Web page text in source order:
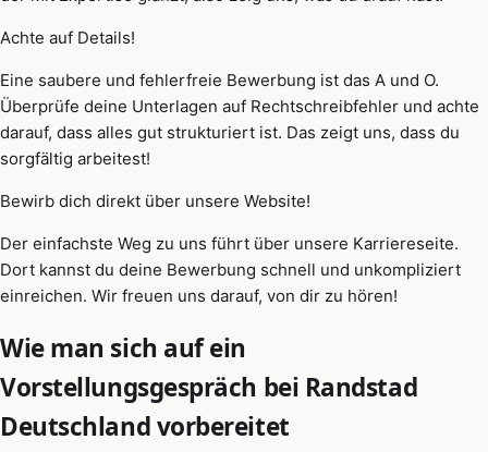
Achte auf Details!
Eine saubere und fehlerfreie Bewerbung ist das A und O.
Überprüfe deine Unterlagen auf Rechtschreibfehler und achte
darauf, dass alles gut strukturiert ist. Das zeigt uns, dass du
sorgfältig arbeitest!
Bewirb dich direkt über unsere Website!
Der einfachste Weg zu uns führt über unsere Karriereseite.
Dort kannst du deine Bewerbung schnell und unkompliziert
einreichen. Wir freuen uns darauf, von dir zu hören!
Wie man sich auf ein
Vorstellungsgespräch bei Randstad
Deutschland vorbereitet